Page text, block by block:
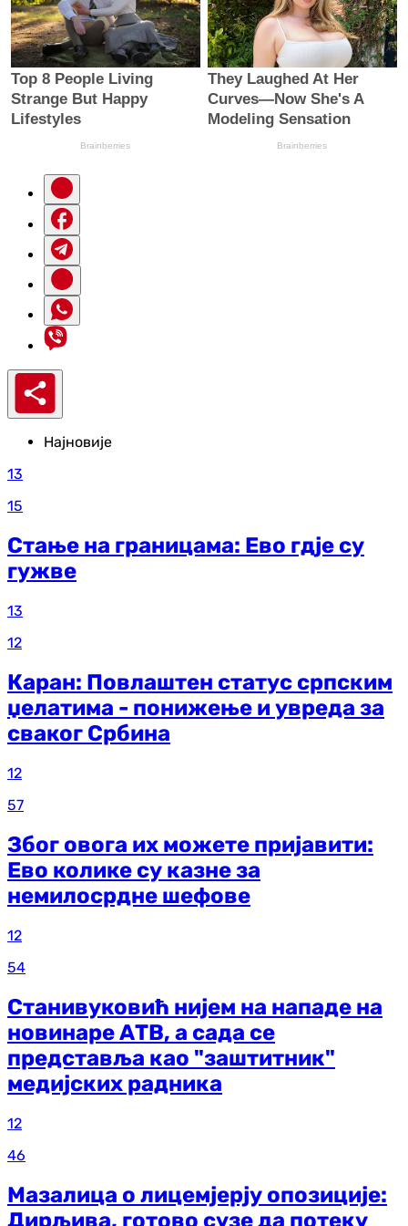
Најновије
13
15
Стање на границама: Ево гдје су
гужве
13
12
Каран: Повлаштен статус српским
џелатима - понижење и увреда за
сваког Србина
12
57
Због овога их можете пријавити:
Ево колике су казне за
немилосрдне шефове
12
54
Станивуковић нијем на нападе на
новинаре АТВ, а сада се
представља као "заштитник"
медијских радника
12
46
Мазалица о лицемјерју опозиције:
Дирљива, готово сузе да потеку